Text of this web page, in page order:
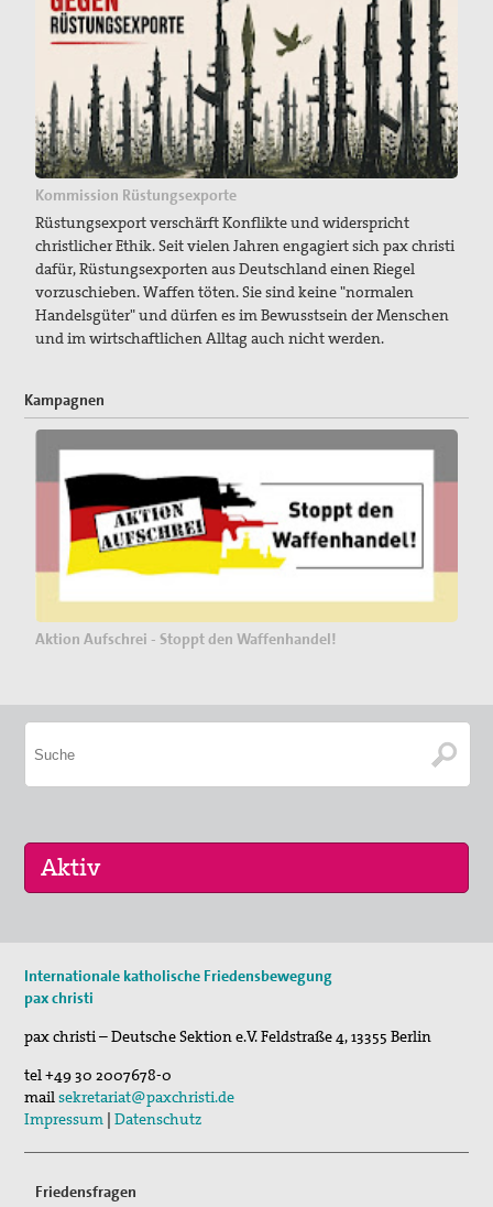
Kommission Rüstungsexporte
Rüstungsexport verschärft Konflikte und widerspricht
christlicher Ethik. Seit vielen Jahren engagiert sich pax christi
dafür, Rüstungsexporten aus Deutschland einen Riegel
vorzuschieben. Waffen töten. Sie sind keine "normalen
Handelsgüter" und dürfen es im Bewusstsein der Menschen
und im wirtschaftlichen Alltag auch nicht werden.
Kampagnen
Aktion Aufschrei - Stoppt den Waffenhandel!
Fahrradpilgertour 2026
St. Peter-Lindenberg: Lesungen unter den Lind…
03. Sep 2026
Mahnwache
Internationale katholische Friedensbewegung
pax christi
pax christi – Deutsche Sektion e.V.Feldstraße 4,13355 Berlin
tel+49 30 2007678-0
mailsekretariat@paxchristi.de
Impressum |Datenschutz
Friedensfragen